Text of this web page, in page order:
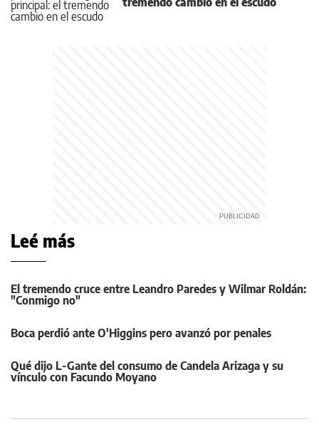
Leé más
El tremendo cruce entre Leandro Paredes y Wilmar Roldán:
"Conmigo no"
Boca perdió ante O'Higgins pero avanzó por penales
Qué dijo L-Gante del consumo de Candela Arizaga y su
vínculo con Facundo Moyano